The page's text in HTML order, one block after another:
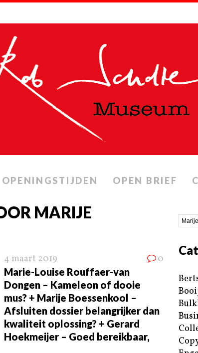
OPENINGSTIJDEN OPEN BRIEF
MARIJE
4 maart 2019 0
Marie-Louise Rouffaer-van
Dongen – Kameleon of dooie
mus? + Marije Boessenkool –
Afsluiten dossier belangrijker dan
kwaliteit oplossing? + Gerard
Hoekmeijer – Goed bereikbaar,